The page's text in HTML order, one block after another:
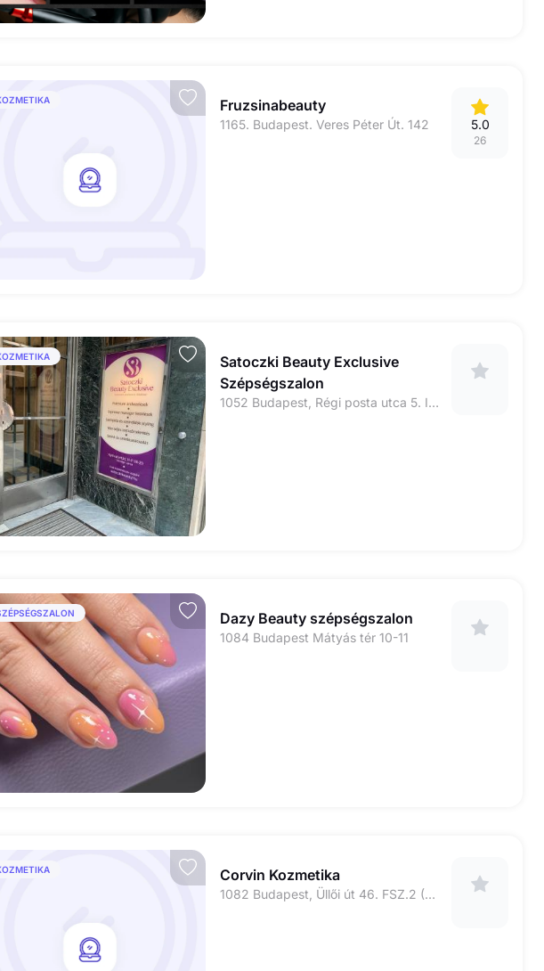
Fruzsinabeauty
1165. Budapest. Veres Péter Út. 142 5.0
26
Satoczki Beauty Exclusive
Szépségszalon
1052 Budapest, Régi posta utca 5. IV. em. 6., kapucsengő: 33
Dazy Beauty szépségszalon
1084 Budapest Mátyás tér 10-11
Corvin Kozmetika
1082 Budapest, Üllői út 46. FSZ.2 (2-es kapucsengő)